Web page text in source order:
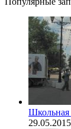
Школьная
29.05.2015